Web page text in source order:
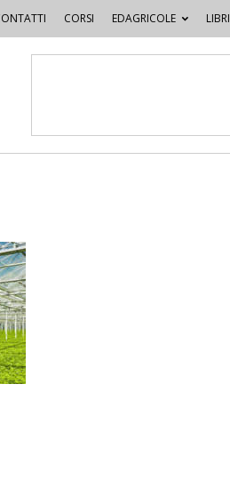
CORSI EDAGRICOLE LIBRI